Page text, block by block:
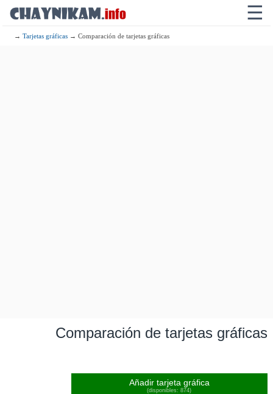
☰
→Tarjetas gráficas → Comparación de tarjetas gráficas
Comparación de tarjetas gráficas
Añadir tarjeta gráfica
(disponibles: 874)